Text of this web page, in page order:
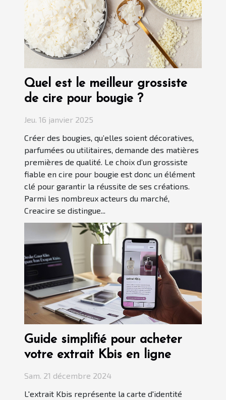
Quel est le meilleur grossiste
de cire pour bougie ?
Jeu. 16 janvier 2025
Créer des bougies, qu’elles soient décoratives,
parfumées ou utilitaires, demande des matières
premières de qualité. Le choix d’un grossiste
fiable en cire pour bougie est donc un élément
clé pour garantir la réussite de ses créations.
Parmi les nombreux acteurs du marché,
Creacire se distingue...
Guide simplifié pour acheter
votre extrait Kbis en ligne
Sam. 21 décembre 2024
L'extrait Kbis représente la carte d'identité